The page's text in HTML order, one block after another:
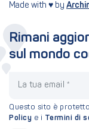
Made with ♥ by
Rimani
sul mondo
Questo sito è
Policy e i Termini di